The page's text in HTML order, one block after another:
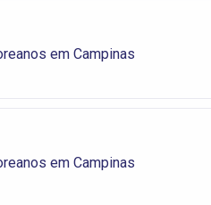
em Campinas
em Campinas